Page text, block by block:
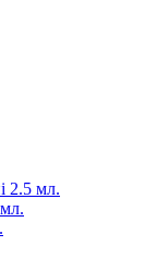
2.5 мл.